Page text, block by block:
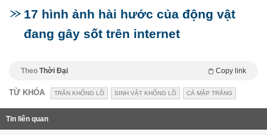
17 hình ảnh hài hước của động vật
đang gây sốt trên internet
Theo Thời Đại Copy link
TỪ KHÓA TRĂN KHỔNG LỒ SINH VẬT KHỔNG LỒ CÁ MẬP TRẮNG
Tin liên quan